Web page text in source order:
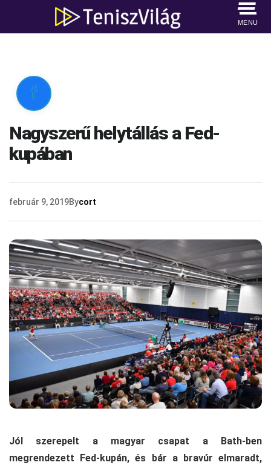
MENU

Nagyszerű helytállás a Fed-
kupában
február 9, 2019Bycort
Jól szerepelt a magyar csapat a Bath-ben
megrendezett Fed-kupán, és bár a bravúr elmaradt,